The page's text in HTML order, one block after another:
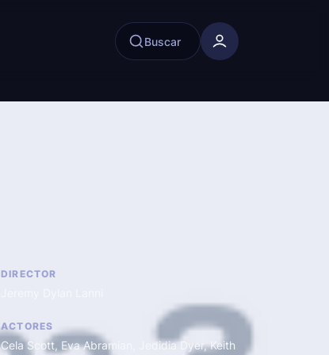
Buscar
DIRECTOR
ACTORES
Cela Scott, Eva Abramian Jedidia Dyer,Keith